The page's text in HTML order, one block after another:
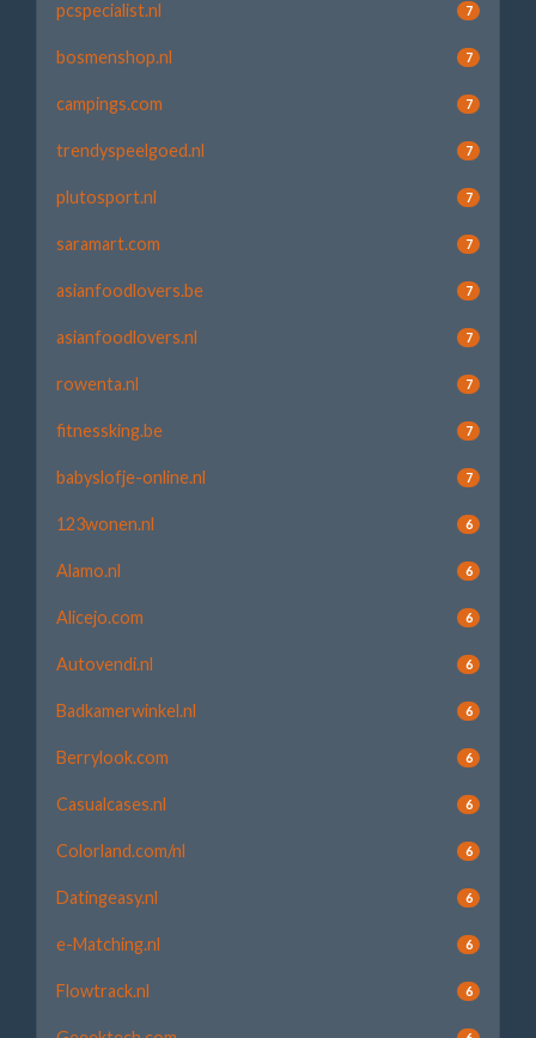
pcspecialist.nl 7
bosmenshop.nl 7
campings.com 7
trendyspeelgoed.nl 7
plutosport.nl 7
saramart.com 7
asianfoodlovers.be 7
asianfoodlovers.nl 7
rowenta.nl 7
fitnessking.be 7
babyslofje-online.nl 7
123wonen.nl 6
Alamo.nl 6
Alicejo.com 6
Autovendi.nl 6
Badkamerwinkel.nl 6
Berrylook.com 6
Casualcases.nl 6
Colorland.com/nl 6
Datingeasy.nl 6
e-Matching.nl 6
Flowtrack.nl 6